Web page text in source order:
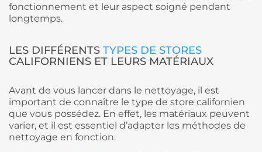
fonctionnement et leur aspect soigné pendant
longtemps.
LES DIFFÉRENTS TYPES DE STORES
CALIFORNIENS ET LEURS MATÉRIAUX
Avant de vous lancer dans le nettoyage, il est
important de connaître le type de store californien
que vous possédez. En effet, les matériaux peuvent
varier, et il est essentiel d’adapter les méthodes de
nettoyage en fonction.